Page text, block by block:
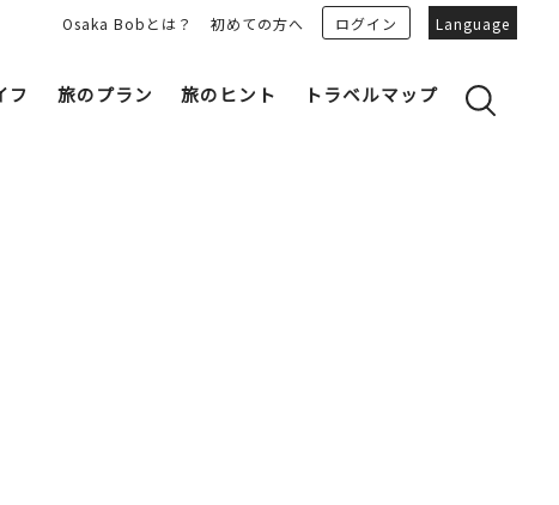
Osaka Bobとは？ 初めての方へ ログイン Language
フ
旅のプラン
旅のヒント
トラベルマップ